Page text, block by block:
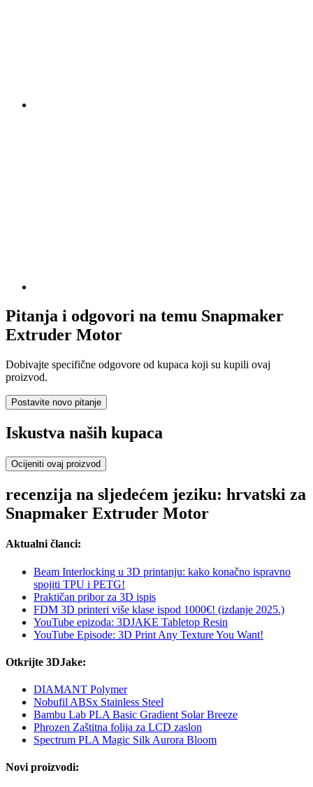
Pitanja i odgovori na temu Snapmaker
Extruder Motor
Dobivajte specifične odgovore od kupaca koji su kupili ovaj
proizvod.
Postavite novo pitanje
Iskustva naših kupaca
Ocijeniti ovaj proizvod
recenzija na sljedećem jeziku: hrvatski za
Snapmaker Extruder Motor
Aktualni članci:
Beam Interlocking u 3D printanju: kako konačno ispravno
spojiti TPU i PETG!
Praktičan pribor za 3D ispis
FDM 3D printeri više klase ispod 1000€! (izdanje 2025.)
YouTube epizoda: 3DJAKE Tabletop Resin
YouTube Episode: 3D Print Any Texture You Want!
Otkrijte 3DJake:
DIAMANT Polymer
Nobufil ABSx Stainless Steel
Bambu Lab PLA Basic Gradient Solar Breeze
Phrozen Zaštitna folija za LCD zaslon
Spectrum PLA Magic Silk Aurora Bloom
Novi proizvodi: